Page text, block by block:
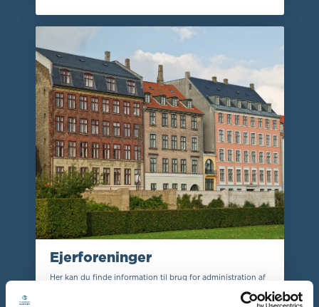
Ejerforeninger
Her kan du finde information til brug for administration af